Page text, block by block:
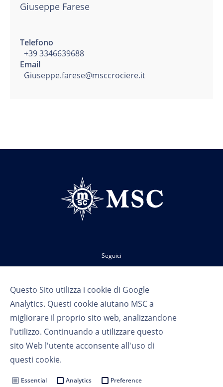
Questo Sito utilizza i cookie di Google
Analytics. Questi cookie aiutano MSC a
migliorare il proprio sito web, analizzandone
l'utilizzo. Continuando a utilizzare questo
sito Web l'utente acconsente all'uso di
questi cookie.
Essential Analytics Preference
Giuseppe Farese
Telefono
+39 3346639688
Email
Giuseppe.farese@msccrociere.it
Seguici
Cookie Settings